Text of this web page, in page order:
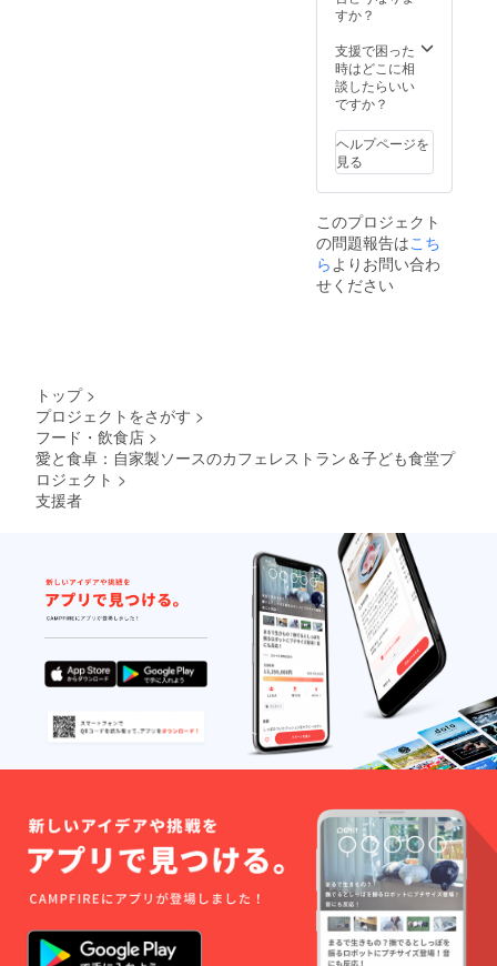
は5,000
ターン
と同じ
内容に
なりま
掲載期
間：開
業日〜
移転又
まで ・
掲載方
法：掲
載方
法：文
援時、
必ず備
れるお
名前又
は企業
名をご
記入く
ださ
い。
すか？
支援で困った
時はどこに相
談したらいい
ですか？
ヘルプページを
見る
このプロジェクト
の問題報告はこち
ら よりお問い合わ
せください
トップ >
プロジェクトをさがす >
フード・飲食店 >
愛と食卓：自家製ソースのカフェレストラン＆子ども食堂プ
ロジェクト >
支援者